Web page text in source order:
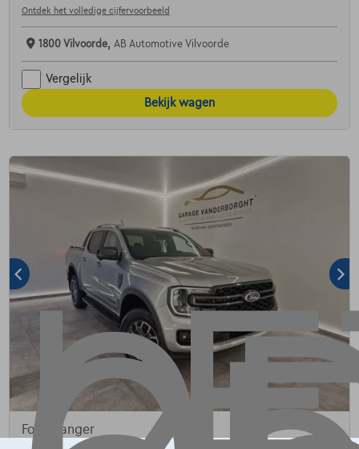
Ontdek het volledige cijfervoorbeeld
1800 Vilvoorde, AB Automotive Vilvoorde
Vergelijk
Bekijk wagen
Ford Ranger